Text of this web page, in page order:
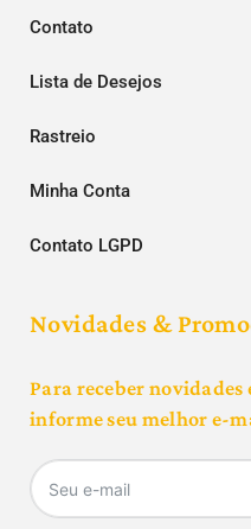
Contato
Lista de Desejos
Rastreio
Minha Conta
Contato LGPD
Novidades &
Para receber
informe seu melhor e-